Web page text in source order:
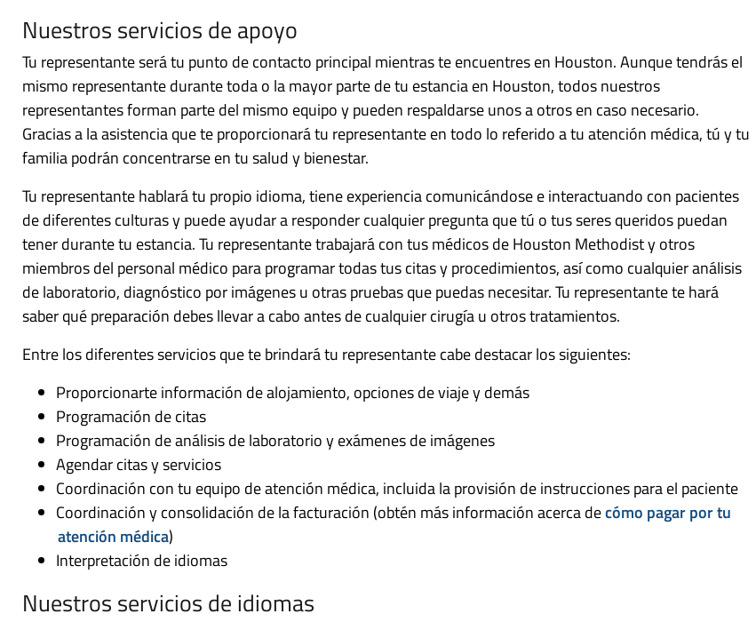
Nuestros servicios de apoyo
Tu representante será tu punto de contacto principal mientras te encuentres en Houston. Aunque tendrás el
mismo representante durante toda o la mayor parte de tu estancia en Houston, todos nuestros
representantes forman parte del mismo equipo y pueden respaldarse unos a otros en caso necesario.
Gracias a la asistencia que te proporcionará tu representante en todo lo referido a tu atención médica, tú y tu
familia podrán concentrarse en tu salud y bienestar.
Tu representante hablará tu propio idioma, tiene experiencia comunicándose e interactuando con pacientes
de diferentes culturas y puede ayudar a responder cualquier pregunta que tú o tus seres queridos puedan
tener durante tu estancia. Tu representante trabajará con tus médicos de Houston Methodist y otros
miembros del personal médico para programar todas tus citas y procedimientos, así como cualquier análisis
de laboratorio, diagnóstico por imágenes u otras pruebas que puedas necesitar. Tu representante te hará
saber qué preparación debes llevar a cabo antes de cualquier cirugía u otros tratamientos.
Entre los diferentes servicios que te brindará tu representante cabe destacar los siguientes:
Proporcionarte información de alojamiento, opciones de viaje y demás
Programación de citas
Programación de análisis de laboratorio y exámenes de imágenes
Agendar citas y servicios
Coordinación con tu equipo de atención médica, incluida la provisión de instrucciones para el paciente
Coordinación y consolidación de la facturación (obtén más información acerca decómo pagar por tu
atención médica)
Interpretación de idiomas
Nuestros servicios de idiomas